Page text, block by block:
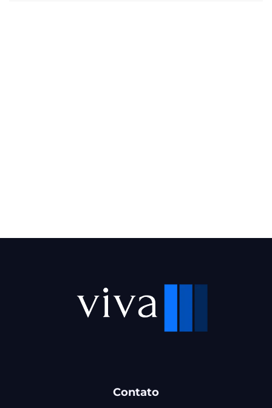
Contato